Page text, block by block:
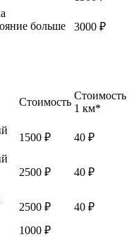
больше
3000 ₽
Стоимость
Стоимость
1 км*
1500 ₽ 40 ₽
2500 ₽ 40 ₽
2500 ₽
40 ₽
1000 ₽